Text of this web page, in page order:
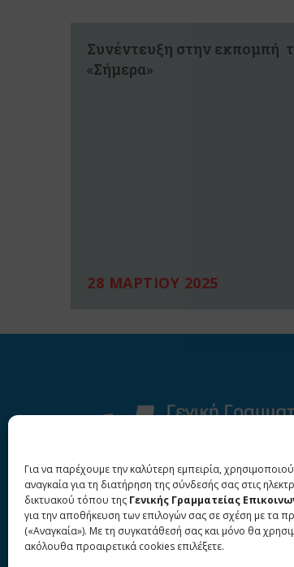
Για να παρέχουμε την καλύτερη εμπειρία,
αναγκαία για τη διατήρηση της σύνδεσής σας στις
δικτυακού τόπου της Γενικής Γραμματείας
για την αποθήκευση των επιλογών σας σε σχέση με τα
(«Αναγκαία»). Με τη συγκατάθεσή σας και μόνο θα
ακόλουθα προαιρετικά cookies επιλέξετε.
Συνέντευξη στην εκπομπή
«Σήμερα»
28 ΜΑΡΤΙΟΥ 2025